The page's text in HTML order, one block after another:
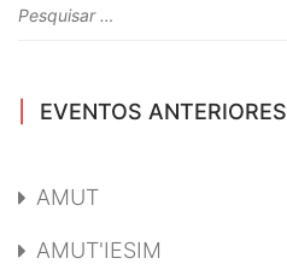
EVENTOS ANTERIORES
AMUT
AMUT'IESIM